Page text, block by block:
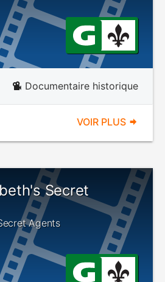
Documentaire historique
VOIR PLUS
Secret
Agents